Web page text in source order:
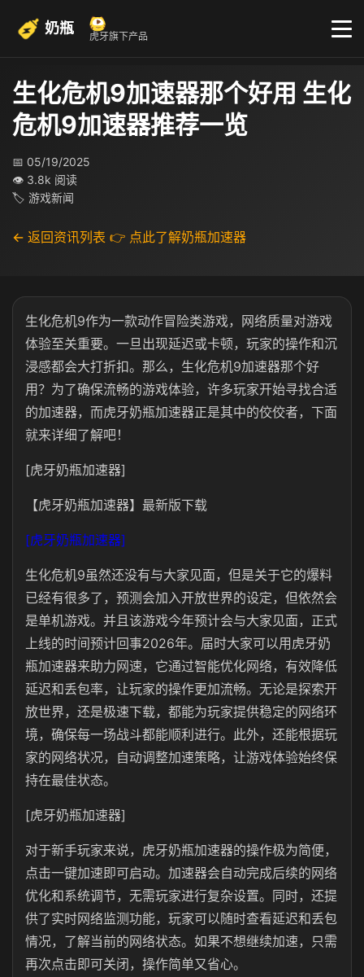
奶瓶 虎牙旗下产品
生化危机9加速器那个好用 生化
危机9加速器推荐一览
📅 05/19/2025
👁 3.8k 阅读
🏷 游戏新闻
← 返回资讯列表 👉 点此了解奶瓶加速器
生化危机9作为一款动作冒险类游戏，网络质量对游戏
体验至关重要。一旦出现延迟或卡顿，玩家的操作和沉
浸感都会大打折扣。那么，生化危机9加速器那个好
用？为了确保流畅的游戏体验，许多玩家开始寻找合适
的加速器，而虎牙奶瓶加速器正是其中的佼佼者，下面
就来详细了解吧！
[虎牙奶瓶加速器]
【虎牙奶瓶加速器】最新版下载
[虎牙奶瓶加速器]
生化危机9虽然还没有与大家见面，但是关于它的爆料
已经有很多了，预测会加入开放世界的设定，但依然会
是单机游戏。并且该游戏今年预计会与大家见面，正式
上线的时间预计回事2026年。届时大家可以用虎牙奶
瓶加速器来助力网速，它通过智能优化网络，有效降低
延迟和丢包率，让玩家的操作更加流畅。无论是探索开
放世界，还是极速下载，都能为玩家提供稳定的网络环
境，确保每一场战斗都能顺利进行。此外，还能根据玩
家的网络状况，自动调整加速策略，让游戏体验始终保
持在最佳状态。
[虎牙奶瓶加速器]
对于新手玩家来说，虎牙奶瓶加速器的操作极为简便，
点击一键加速即可启动。加速器会自动完成后续的网络
优化和系统调节，无需玩家进行复杂设置。同时，还提
供了实时网络监测功能，玩家可以随时查看延迟和丢包
情况，了解当前的网络状态。如果不想继续加速，只需
再次点击即可关闭，操作简单又省心。